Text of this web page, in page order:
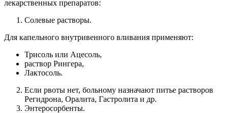
лекарственных препаратов:
Солевые растворы.
Для капельного внутривенного вливания применяют:
Трисоль или Ацесоль,
раствор Рингера,
Лактосоль.
Если рвоты нет, больному назначают питье растворов
Регидрона, Оралита, Гастролита и др.
Энтеросорбенты.